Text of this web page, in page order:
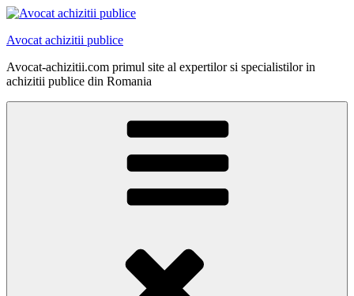
Skip
content
Avocat achizitii publice
Avocat-achizitii.com primul site al expertilor si specialistilor in
achizitii publice din Romania